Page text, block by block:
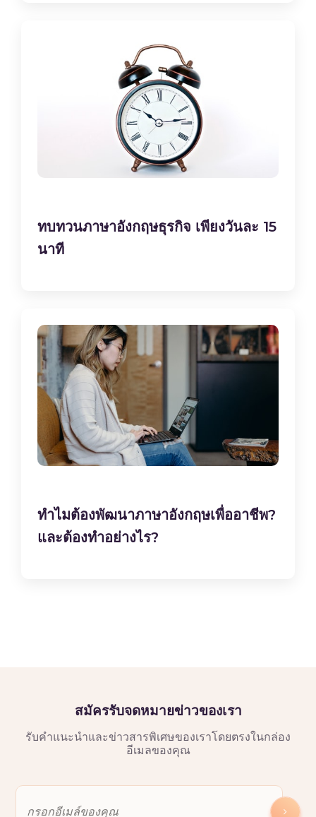
ทบทวนภาษาอังกฤษธุรกิจ เพียงวันละ 15
นาที
ทำไมต้องพัฒนาภาษาอังกฤษเพื่ออาชีพ?
และต้องทำอย่างไร?
สมัครรับจดหมายข่าวของเรา
รับคำแนะนำและข่าวสารพิเศษของเราโดยตรงในกล่อง
อีเมลของคุณ